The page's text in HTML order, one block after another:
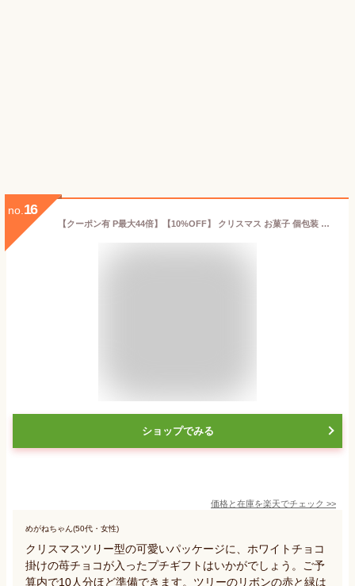
no. 16
【クーポン有 P最大44倍】【10%OFF】 クリスマス お菓子 個包装 クリスマスツリー 苺チョコレート 苺チョコ プチギフト お菓子 クリスマス 業務用 クリスマス 子供会 詰め合わせ プチギフト 苺チョコ 300円 人気 2
ショップでみる
価格と在庫を楽天でチェック >>
めがねちゃん(50代・女性)
クリスマスツリー型の可愛いパッケージに、ホワイトチョコ
掛けの苺チョコが入ったプチギフトはいかがでしょう。ご予
算内で10人分ほど準備できます。ツリーのリボンの赤と緑は